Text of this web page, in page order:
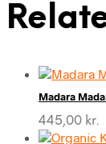
Madara
445,00 kr.